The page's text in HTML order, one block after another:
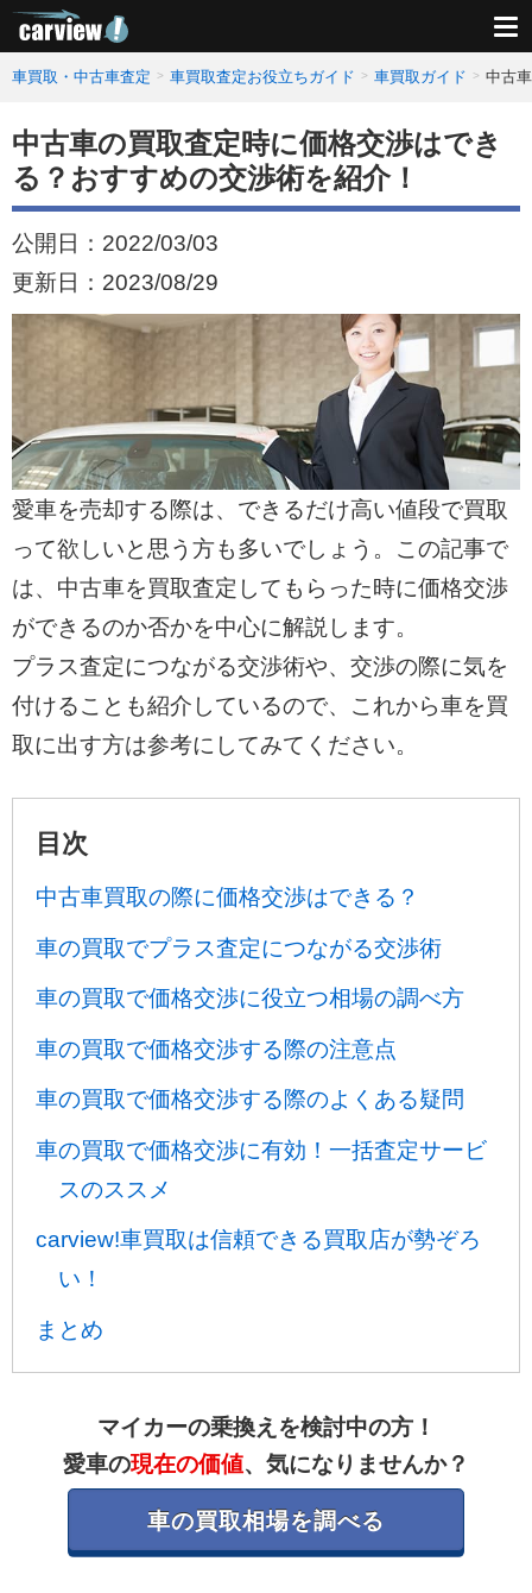
車買取・中古車査定 車買取査定お役立ちガイド 車買取ガイド 中古
中古車の買取査定時に価格交渉はでき
る？おすすめの交渉術を紹介！
公開日： 2022/03/03
更新日： 2023/08/29
愛車を売却する際は、できるだけ高い値段で買取
って欲しいと思う方も多いでしょう。この記事で
は、中古車を買取査定してもらった時に価格交渉
ができるのか否かを中心に解説します。
プラス査定につながる交渉術や、交渉の際に気を
付けることも紹介しているので、これから車を買
取に出す方は参考にしてみてください。
目次
中古車買取の際に価格交渉はできる？
車の買取でプラス査定につながる交渉術
車の買取で価格交渉に役立つ相場の調べ方
車の買取で価格交渉する際の注意点
車の買取で価格交渉する際のよくある疑問
車の買取で価格交渉に有効！一括査定サービ
スのススメ
carview!車買取は信頼できる買取店が勢ぞろ
い！
まとめ
マイカーの乗換えを検討中の方！
愛車の現在の価値、気になりませんか？
車の買取相場を調べる